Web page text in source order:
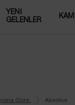
YENI
GELENLER
Göre: Absolue